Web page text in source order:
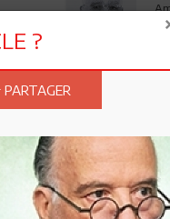
?
PARTAGER